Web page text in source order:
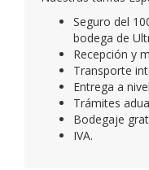
En Miami: Si
costo adicional base